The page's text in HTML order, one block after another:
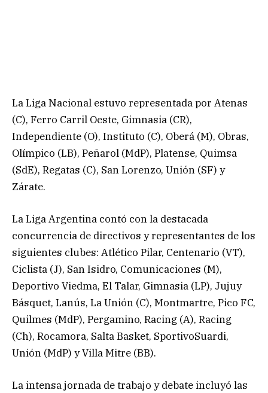
La Liga Nacional estuvo representada por Atenas
(C), Ferro Carril Oeste, Gimnasia (CR),
Independiente (O), Instituto (C), Oberá (M), Obras,
Olímpico (LB), Peñarol (MdP), Platense, Quimsa
(SdE), Regatas (C), San Lorenzo, Unión (SF) y
Zárate.
La Liga Argentina contó con la destacada
concurrencia de directivos y representantes de los
siguientes clubes: Atlético Pilar, Centenario (VT),
Ciclista (J), San Isidro, Comunicaciones (M),
Deportivo Viedma, El Talar, Gimnasia (LP), Jujuy
Básquet, Lanús, La Unión (C), Montmartre, Pico FC,
Quilmes (MdP), Pergamino, Racing (A), Racing
(Ch), Rocamora, Salta Basket, SportivoSuardi,
Unión (MdP) y Villa Mitre (BB).
La intensa jornada de trabajo y debate incluyó las